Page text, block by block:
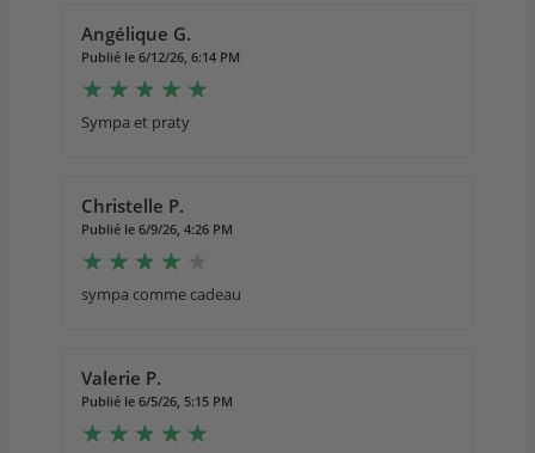
Angélique G.
Publié le 6/12/26, 6:14 PM
Sympa et praty
Christelle P.
Publié le 6/9/26, 4:26 PM
sympa comme cadeau
Valerie P.
Publié le 6/5/26, 5:15 PM